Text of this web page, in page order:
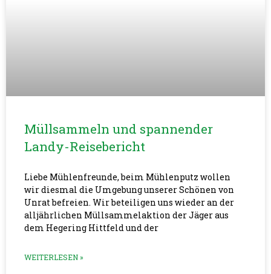
Müllsammeln und spannender
Landy-Reisebericht
Liebe Mühlenfreunde, beim Mühlenputz wollen
wir diesmal die Umgebung unserer Schönen von
Unrat befreien. Wir beteiligen uns wieder an der
alljährlichen Müllsammelaktion der Jäger aus
dem Hegering Hittfeld und der
WEITERLESEN »